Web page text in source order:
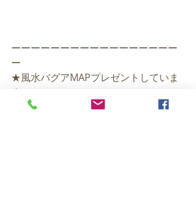
ーーーーーーーーーーーーーーーーー
ー
★風水バグアMAPプレゼントしていま
す！
メルマガ登録はこちら